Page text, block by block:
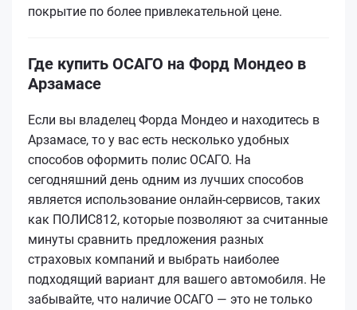
покрытие по более привлекательной цене.
Где купить ОСАГО на Форд Мондео в
Арзамасе
Если вы владелец Форда Мондео и находитесь в
Арзамасе, то у вас есть несколько удобных
способов оформить полис ОСАГО. На
сегодняшний день одним из лучших способов
является использование онлайн-сервисов, таких
как ПОЛИС812, которые позволяют за считанные
минуты сравнить предложения разных
страховых компаний и выбрать наиболее
подходящий вариант для вашего автомобиля. Не
забывайте, что наличие ОСАГО — это не только